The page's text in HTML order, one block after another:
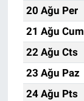
20 Ağu Per
21 Ağu Cum
22 Ağu Cts
23 Ağu Paz
24 Ağu Pts